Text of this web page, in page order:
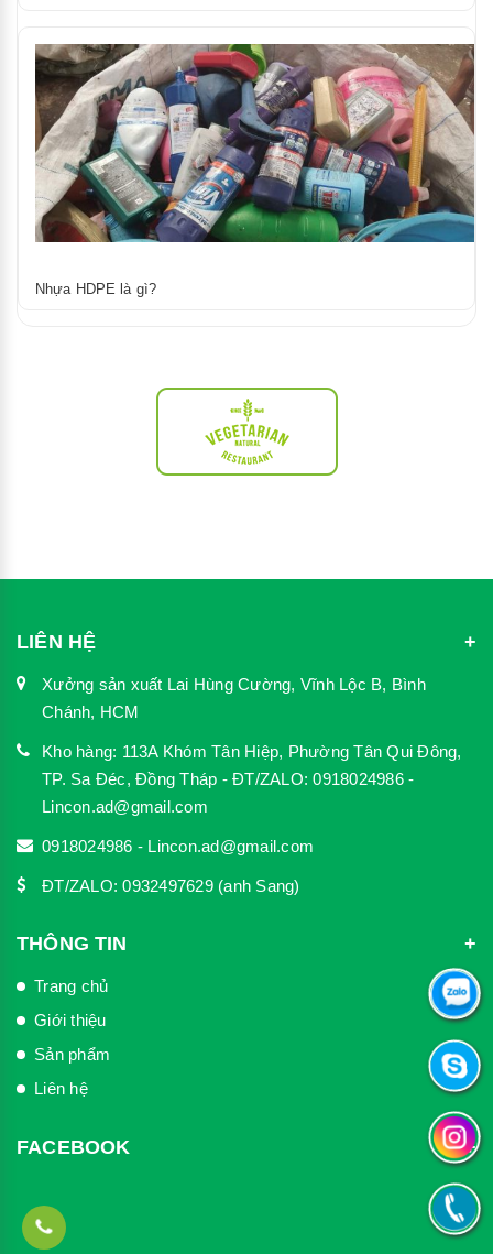
Nhựa HDPE là gì?
LIÊN HỆ
Xưởng sản xuất Lai Hùng Cường, Vĩnh Lộc B, Bình
Chánh, HCM
Kho hàng: 113A Khóm Tân Hiệp, Phường Tân Qui Đông,
TP. Sa Đéc, Đồng Tháp - ĐT/ZALO: 0918024986 -
Lincon.ad@gmail.com
0918024986 - Lincon.ad@gmail.com
ĐT/ZALO: 0932497629 (anh Sang)
THÔNG TIN
Trang chủ
Giới thiệu
Sản phẩm
Liên hệ
FACEBOOK